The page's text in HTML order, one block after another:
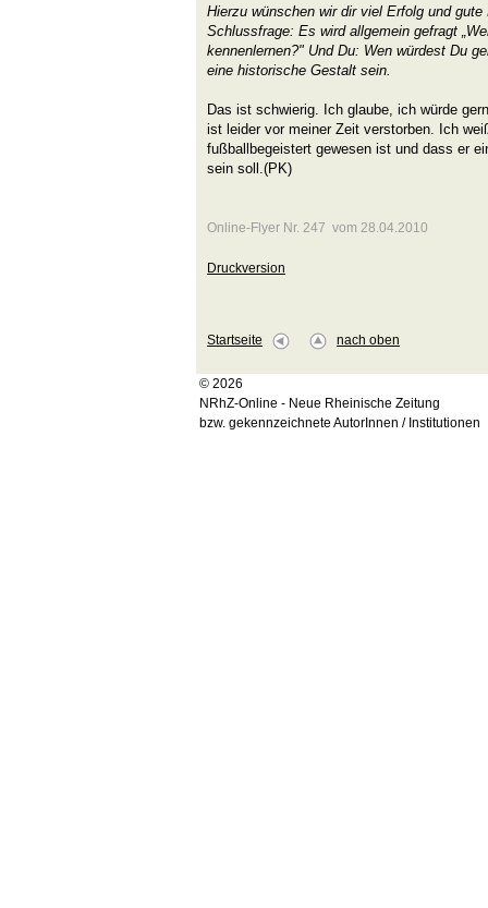
Hierzu wünschen wir dir viel Erfolg und gute
Schlussfrage: Es wird allgemein gefragt
kennenlernen?" Und Du: Wen würdest Du
eine historische Gestalt sein.
Das ist schwierig. Ich glaube, ich würde
ist leider vor meiner Zeit verstorben. Ich
fußballbegeistert gewesen ist und dass er
sein soll.(PK)
Online-Flyer Nr. 247 vom 28.04.2010
Druckversion
Startseite nach oben
© 2026
NRhZ-Online - Neue Rheinische Zeitung
bzw. gekennzeichnete AutorInnen / Institutionen